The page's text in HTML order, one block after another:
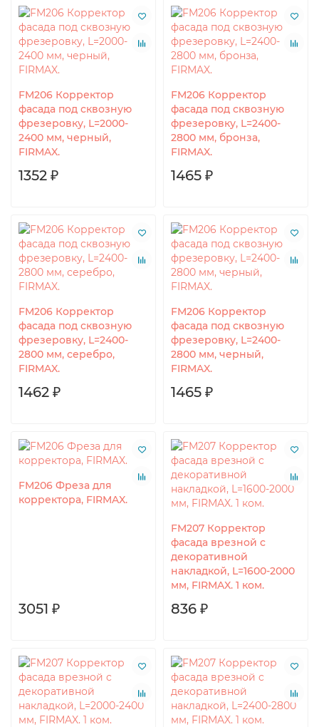
FM206 Корректор
фасада под сквозную
фрезеровку, L=2000-
2400 мм, черный,
FIRMAX.
1352 ₽
FM206 Корректор
фасада под сквозную
фрезеровку, L=2400-
2800 мм, бронза,
FIRMAX.
1465 ₽
FM206 Корректор
фасада под сквозную
фрезеровку, L=2400-
2800 мм, серебро,
FIRMAX.
1462 ₽
FM206 Корректор
фасада под сквозную
фрезеровку, L=2400-
2800 мм, черный,
FIRMAX.
1465 ₽
FM206 Фреза для
корректора, FIRMAX.
3051 ₽
FM207 Корректор
фасада врезной c
декоративной
накладкой, L=1600-2000
мм, FIRMAX. 1 ком.
836 ₽